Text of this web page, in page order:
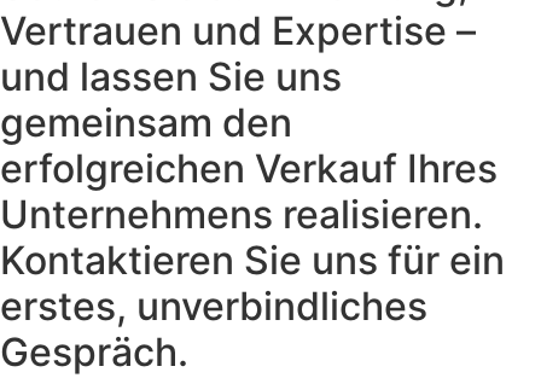
Vertrauen und Expertise –
und lassen Sie uns
gemeinsam den
erfolgreichen Verkauf Ihres
Unternehmens realisieren.
Kontaktieren Sie uns für ein
erstes, unverbindliches
Gespräch.